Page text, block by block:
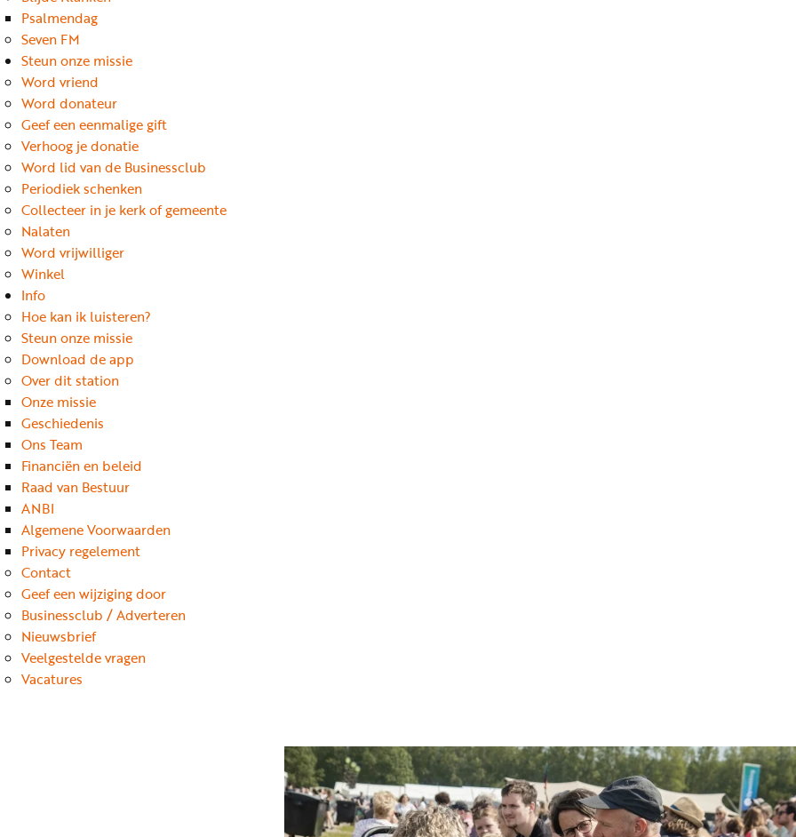
Psalmendag
Seven FM
Steun onze missie
Word vriend
Word donateur
Geef een eenmalige gift
Verhoog je donatie
Word lid van de Businessclub
Periodiek schenken
Collecteer in je kerk of gemeente
Nalaten
Word vrijwilliger
Winkel
Info
Hoe kan ik luisteren?
Steun onze missie
Download de app
Over dit station
Onze missie
Geschiedenis
Ons Team
Financiën en beleid
Raad van Bestuur
ANBI
Algemene Voorwaarden
Privacy regelement
Contact
Geef een wijziging door
Businessclub / Adverteren
Nieuwsbrief
Veelgestelde vragen
Vacatures
nu
vriend
Businessclub
Adverteren
Winkel
Privacy
reglement
Algemene
voorwaarden